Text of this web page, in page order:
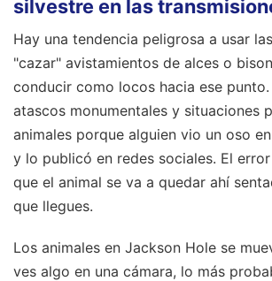
silvestre en las
Hay una tendencia peligrosa a usar
"cazar" avistamientos de alces o
conducir como locos hacia ese
atascos monumentales y situaciones
animales porque alguien vio un oso
y lo publicó en redes sociales. El
que el animal se va a quedar ahí
que llegues.
Los animales en Jackson Hole se
ves algo en una cámara, lo más